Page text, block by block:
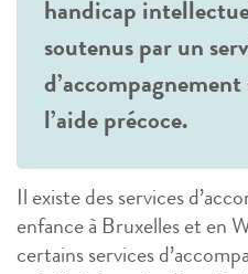
handicap
soutenus par un
d’accompagnement
l’aide précoce.
Il existe des services
enfance à Bruxelles et en
certains services